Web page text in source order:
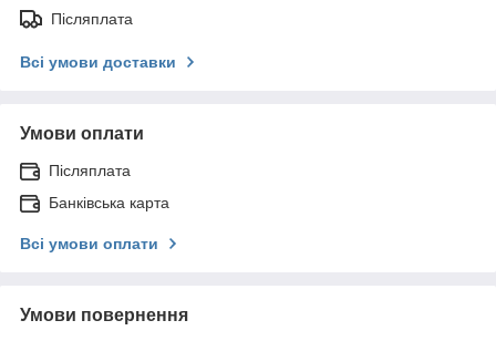
Післяплата
Всі умови доставки
Умови оплати
Післяплата
Банківська карта
Всі умови оплати
Умови повернення